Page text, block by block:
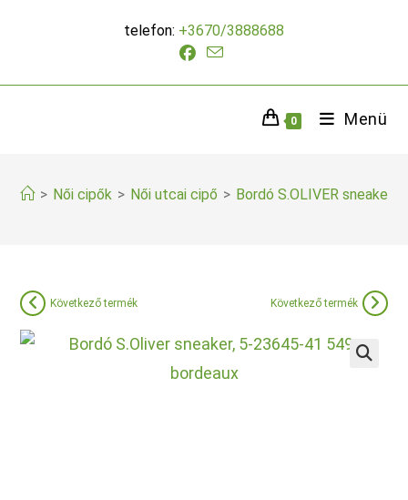
telefon: +3670/3888688
0 Menü
> Női cipők > Női utcai cipő > Bordó S.OLIVER sneaker
Következő termék Következő termék